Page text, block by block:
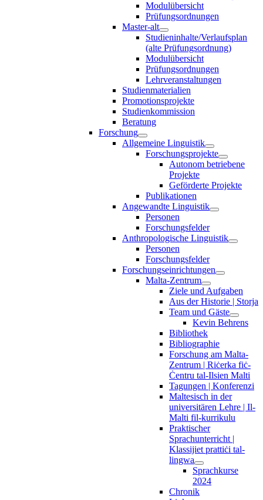
Modulübersicht
Prüfungsordnungen
Master-alt
Studieninhalte/Verlaufsplan
(alte Prüfungsordnung)
Modulübersicht
Prüfungsordnungen
Lehrveranstaltungen
Studienmaterialien
Promotionsprojekte
Studienkommission
Beratung
Forschung
Allgemeine Linguistik
Forschungsprojekte
Autonom betriebene
Projekte
Geförderte Projekte
Publikationen
Angewandte Linguistik
Personen
Forschungsfelder
Anthropologische Linguistik
Personen
Forschungsfelder
Forschungseinrichtungen
Malta-Zentrum
Ziele und Aufgaben
Aus der Historie | Storja
Team und Gäste
Kevin Behrens
Bibliothek
Bibliographie
Forschung am Malta-
Zentrum | Riċerka fiċ-
Ċentru tal-Ilsien Malti
Tagungen | Konferenzi
Maltesisch in der
universitären Lehre | Il-
Malti fil-kurrikulu
Praktischer
Sprachunterricht |
Klassijiet prattiċi tal-
lingwa
Sprachkurse
2024
Chronik